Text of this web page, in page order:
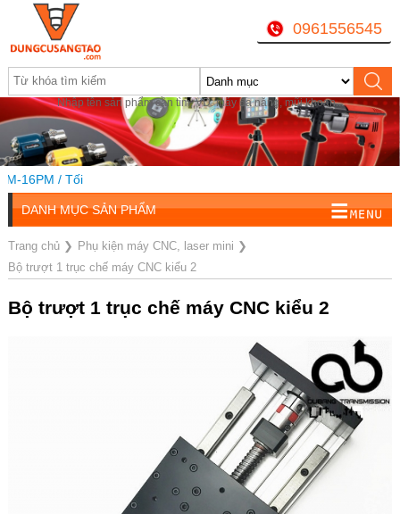
Nhập tên sản phẩm cần tìm, VD: máy đa năng, mũi khoan...
0961556545
16PM / Tối
DANH MỤC SẢN PHẨM
Trang chủ❯ Phụ kiện máy CNC, laser mini ❯
Bộ trượt 1 trục chế máy CNC kiểu 2
Bộ trượt 1 trục chế máy CNC kiểu 2